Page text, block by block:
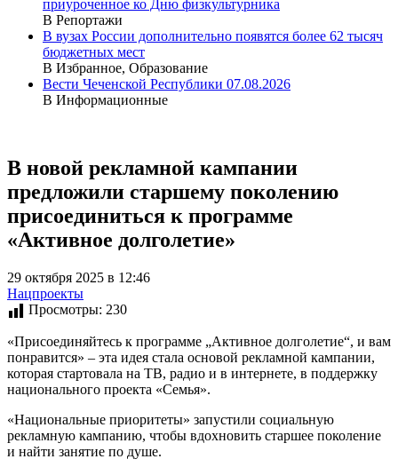
приуроченное ко Дню физкультурника
В Репортажи
В вузах России дополнительно появятся более 62 тысяч
бюджетных мест
В Избранное, Образование
Вести Чеченской Республики 07.08.2026
В Информационные
В новой рекламной кампании
предложили старшему поколению
присоединиться к программе
«Активное долголетие»
29 октября 2025 в 12:46
Нацпроекты
Просмотры: 230
«Присоединяйтесь к программе „Активное долголетие“, и вам
понравится» – эта идея стала основой рекламной кампании,
которая стартовала на ТВ, радио и в интернете, в поддержку
национального проекта «Семья».
«Национальные приоритеты» запустили социальную
рекламную кампанию, чтобы вдохновить старшее поколение
и найти занятие по душе.